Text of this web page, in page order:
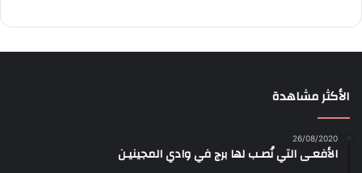
الأكثر مشاهدة
26/08/2020
الأفعـى التي نُصـب لها برج في وادي المجينيـن